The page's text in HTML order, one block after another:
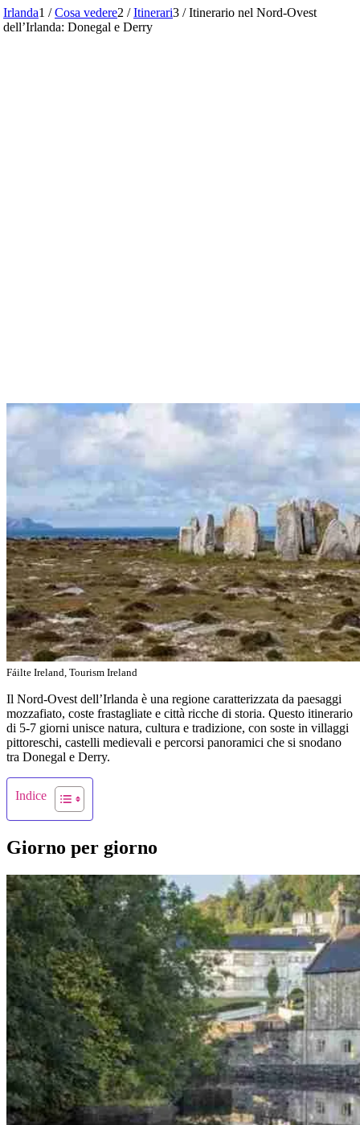
Irlanda1 / Cosa vedere2 / Itinerari3 / Itinerario nel Nord-Ovest
dell’Irlanda: Donegal e Derry
Fáilte Ireland, Tourism Ireland
Il Nord-Ovest dell’Irlanda è una regione caratterizzata da paesaggi
mozzafiato, coste frastagliate e città ricche di storia. Questo itinerario
di 5-7 giorni unisce natura, cultura e tradizione, con soste in villaggi
pittoreschi, castelli medievali e percorsi panoramici che si snodano
tra Donegal e Derry.
Indice
Giorno per giorno